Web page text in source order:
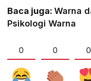
Baca juga:Warna
Psikologi Warna
0 0 0